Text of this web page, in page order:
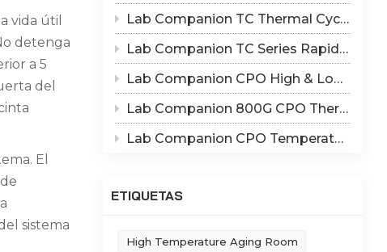
Tiếng Việt
中文
Lab Companion TC Thermal Cycle vs TS Thermal Shock Test: Mechanisms of Thermo-Mechanical Failure and Equipment Parameter Correlation
Lab Companion TC Series Rapid Temperature Change Chamber: 1℃/min~25℃/min | The Truth of CPO Thermal Cycling Rate
Lab Companion CPO High & Low Temperature Aging Chamber – Ultimate Solution for Silicon Photonics Long-Term Reliability Validation
Lab Companion 800G CPO Thermal Cycling Test Equipment — Reliable Solution for High-Speed Optical Device Qualification
Lab Companion CPO Temperature & Humidity Test Chambers: Reliable Environmental Testing Solutions for Co-packaged Optics Reliability Validation
ETIQUETAS
High Temperature Aging Room
vida útil
detenga
a 5
del
El
sistema